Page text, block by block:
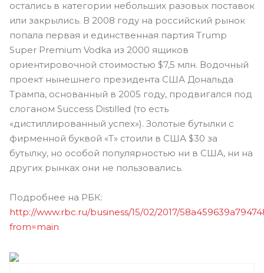
остались в категории небольших разовых поставок
или закрылись. В 2008 году на российский рынок
попала первая и единственная партия Trump
Super Premium Vodka из 2000 ящиков
ориентировочной стоимостью $7,5 млн. Водочный
проект нынешнего президента США Дональда
Трампа, основанный в 2005 году, продвигался под
слоганом Success Distilled (то есть
«дистиллированный успех»). Золотые бутылки с
фирменной буквой «T» стоили в США $30 за
бутылку, но особой популярностью ни в США, ни на
других рынках они не пользовались.
Подробнее на РБК:
http://www.rbc.ru/business/15/02/2017/
from=main